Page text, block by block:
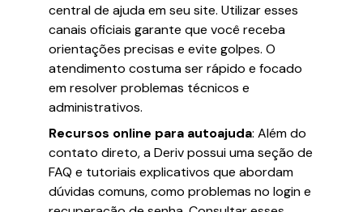
central de ajuda em seu site. Utilizar esses
canais oficiais garante que você receba
orientações precisas e evite golpes. O
atendimento costuma ser rápido e focado
em resolver problemas técnicos e
administrativos.
Recursos online para autoajuda: Além do
contato direto, a Deriv possui uma seção de
FAQ e tutoriais explicativos que abordam
dúvidas comuns, como problemas no login e